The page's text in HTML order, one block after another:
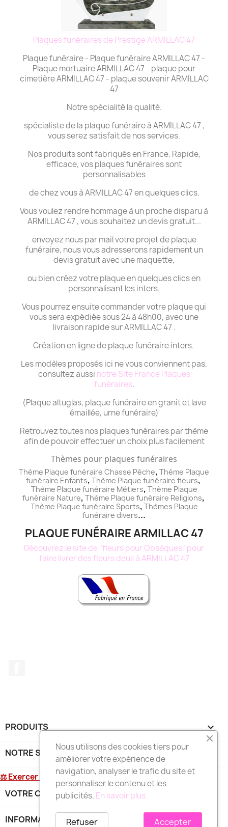
Plaques funéraires de Prestige ARMILLAC 47
Plaque funéraire - Plaque funéraire ARMILLAC 47 -
Plaque mortuaire ARMILLAC 47 - plaque pour
cimetière ARMILLAC 47 - plaque souvenir ARMILLAC
47
Notre spécialité la qualité.
spécialiste de la plaque funéraire à ARMILLAC 47 ,
vous serez satisfait de nos services.
Nos produits sont fabriqués en France. Rapide,
efficace, vos plaques funéraires sont
personnalisables
de chez vous à ARMILLAC 47 en quelques clics.
Vous voulez rendre hommage à un proche disparu à
ARMILLAC 47 , vous souhaitez un devis gratuit...
envoyez nous par mail votre projet de plaque
funéraire, nous vous adresserons rapidement un
devis gratuit avec une maquette,
ou bien créez votre plaque en quelques clics en
personnalisant les inters.
Vous pourrez ensuite commander votre plaque qui
vous sera expédiée sous 24 à 48h00, avec une
livraison rapide sur ARMILLAC 47 .
Création en ligne de plaque funéraire inters.
Les modèles proposés ici ne vous conviennent pas,
consultez aussi notre Site France Plaques
funéraires.
(Plaque altuglas, plaque funéraire en granit et lave
émaillée, urne funéraire)
Retrouvez toutes nos plaques funéraires par thème
afin de pouvoir effectuer un choix plus facilement
Thèmes pour plaques funéraires
Thème Plaque funéraire Chasse Pêche, Thème Plaque
funéraire Enfants, Thème Plaque funéraire fleurs,
Thème Plaque funéraire Métiers, Thème Plaque
funéraire Nature, Thème Plaque funéraire Religions,
Thème Plaque funéraire Sports, Thèmes Plaque
funéraire divers...
PLAQUE FUNÉRAIRE ARMILLAC 47
Découvrez le site de "fleurs pour Obsèques" pour
faire livrer des fleurs deuil à ARMILLAC 47
PRODUITS 
NOTRE SOCIÉTÉ
⚖ Exercer mon droit de rétractation
VOTRE COMPTE
INFORMATIONS
Nous utilisons des cookies tiers pour
améliorer votre expérience de
navigation, analyser le trafic du site et
personnaliser le contenu et les
publicités. En savoir plus
Accepter
Refuser